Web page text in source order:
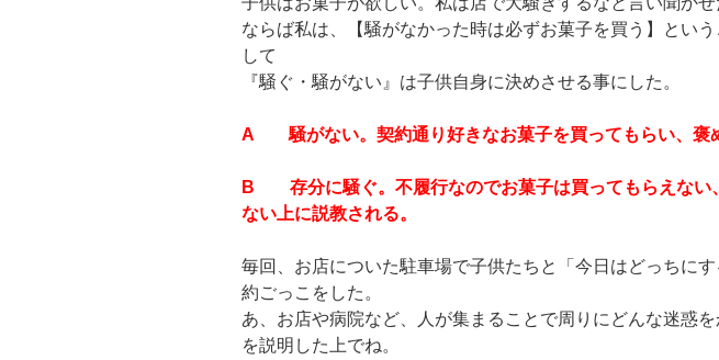
ならば私は、【騒がなかった時は必ずお菓子を買う】とい
して
『騒ぐ・騒がない』は子供自身に決めさせる事にした。
A 騒がない。契約通り好きなお菓子を買ってもらい、褒
B 存分に騒ぐ。不履行なのでお菓子は買ってもらえない
ない上に説教される。
毎回、お店についた駐車場で子供たちと「今日はどっちに
約ごっこをした。
あ、お店や病院など、人が集まることで周りにどんな迷惑
を説明した上でね。